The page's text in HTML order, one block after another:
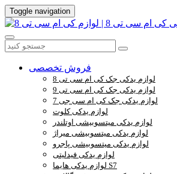
Toggle navigation
فروش تخصصی
لوازم یدکی جک کی ام سی تی 8
لوازم یدکی جک کی ام سی تی 9
لوازم یدکی جک کی ام سی جی 7
لوازم یدکی کلوت
لوازم یدکی میتسوبیشی اوتلندر
لوازم یدکی میتسوبیشی میراژ
لوازم یدکی میتسوبیشی پاجرو
لوازم یدکی فیدلیتی
لوازم یدکی هایما S7